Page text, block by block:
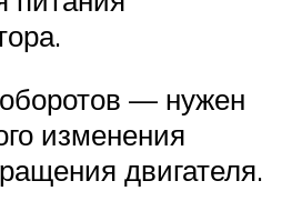
— нужен
изменения
двигателя.